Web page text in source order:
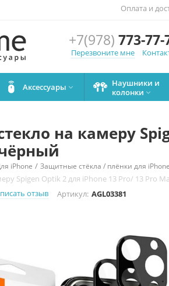
Оплата и
+7(978) 773-77-
Перезвоните мне
Аксессуары 
Наушники и
колонки 
на камеру
iPhone / Защитные стёкла / плёнки для iPhone
Spigen Optik 2 для iPhone 13 Pro/ 13 Pro
отзыв
Артикул: AGL03381